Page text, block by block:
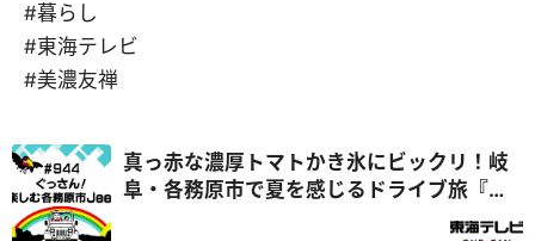
#暮らし
#東海テレビ
#美濃友禅
真っ赤な濃厚トマトかき氷にビックリ！岐
阜・各務原市で夏を感じるドライブ旅『ぐ